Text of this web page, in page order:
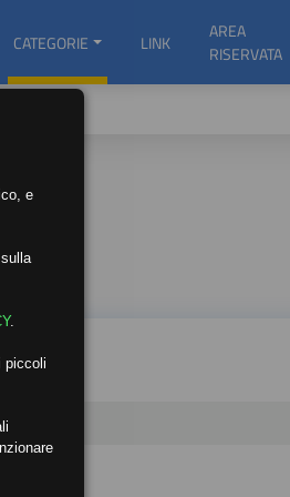
CATEGORIE LINK
AREA
RISERVATA
e
.
piccoli